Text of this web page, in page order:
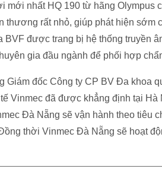
mới nhất HQ 190 từ hãng Olympus
thương rất nhỏ, giúp phát hiện sớm
BVF được trang bị hệ thống truyền
gia đầu ngành để phối hợp
đốc Công ty CP BV Đa khoa
Vinmec đã được khẳng định tại Hà
Đà Nẵng sẽ vận hành theo tiêu
thời Vinmec Đà Nẵng sẽ hoạt